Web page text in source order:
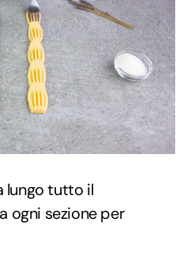
lungo tutto il
ogni sezione per